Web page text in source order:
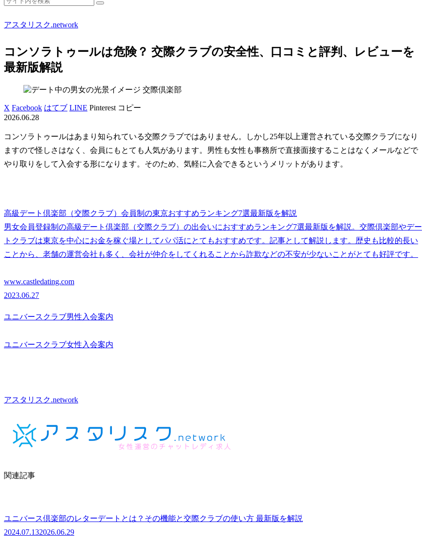
アスタリスク.network
コンソラトゥールは危険？ 交際クラブの安全性、口コミと評判、レビューを
最新版解説
交際倶楽部
X Facebook はてブ LINE Pinterest コピー
2026.06.28
コンソラトゥールはあまり知られている交際クラブではありません。しかし25年以上運営されている交際クラブになり
ますので怪しさはなく、会員にもとても人気があります。男性も女性も事務所で直接面接することはなくメールなどで
やり取りをして入会する形になります。そのため、気軽に入会できるというメリットがあります。
高級デート倶楽部（交際クラブ）会員制の東京おすすめランキング7選最新版を解説
男女会員登録制の高級デート倶楽部（交際クラブ）の出会いにおすすめランキング7選最新版を解説。交際倶楽部やデー
トクラブは東京を中心にお金を稼ぐ場としてパパ活にとてもおすすめです。記事として解説します。歴史も比較的長い
ことから、老舗の運営会社も多く、会社が仲介をしてくれることから詐欺などの不安が少ないことがとても好評です。
www.castledating.com
2023.06.27
ユニバースクラブ男性入会案内
ユニバースクラブ女性入会案内
アスタリスク.network
関連記事
ユニバース倶楽部のレターデートとは？その機能と交際クラブの使い方 最新版を解説
2024.07.132026.06.29